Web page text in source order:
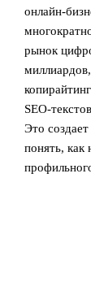
онлайн-
рынок
SEO-
Это
понять, как